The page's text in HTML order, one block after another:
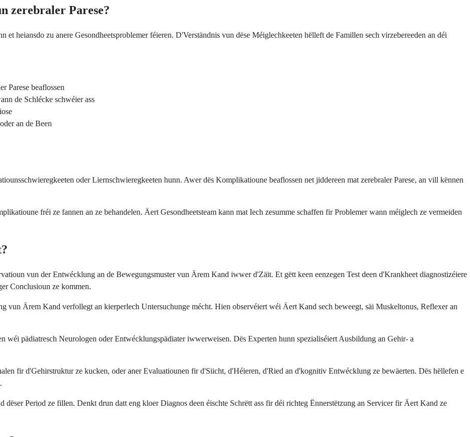
zerebraler Parese?
et heiansdo zu anere Gesondheetsproblemer féieren. D'Verständnis vun dëse Méiglechkeeten hëlleft de Famillen sech virzebereeden an déi
Parese beaflossen
de Schlécke schwéier ass
an de Been
oder Liernschwieregkeeten hunn. Awer dës Komplikatioune beaflossen net jiddereen mat zerebraler Parese, an vill kënnen
fréi ze fannen an ze behandelen. Äert Gesondheetsteam kann mat Iech zesumme schaffen fir Problemer wann méiglech ze vermeiden
vun der Entwécklung an de Bewegungsmuster vun Ärem Kand iwwer d'Zäit. Et gëtt keen eenzegen Test deen d'Krankheet diagnostizéiere
Conclusioun ze kommen.
vun Ärem Kand verfollegt an kierperlech Untersuchunge mécht. Hien observéiert wéi Äert Kand sech beweegt, säi Muskeltonus, Reflexer an
wéi pädiatresch Neurologen oder Entwécklungspädiater iwwerweisen. Dës Experten hunn spezialiséiert Ausbildung an Gehir- a
fir d'Gehirstruktur ze kucken, oder aner Evaluatiounen fir d'Siicht, d'Héieren, d'Ried an d'kognitiv Entwécklung ze bewäerten. Dës hëllefen e
dëser Period ze fillen. Denkt drun datt eng kloer Diagnos deen éischte Schrëtt ass fir déi richteg Ënnerstëtzung an Servicer fir Äert Kand ze